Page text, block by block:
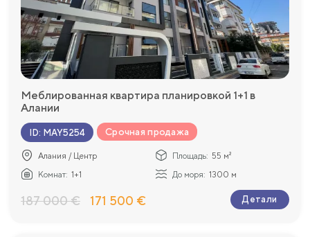
Меблированная квартира планировкой 1+1 в
Алании
ID: MAY5254 Срочная продажа
Алания / Центр Площадь: 55 м²
Комнат: 1+1 До моря: 1300 м
187 000 € 171 500 € Детали